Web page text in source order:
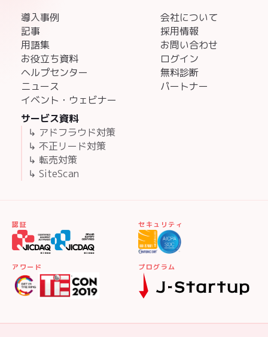
導入事例
記事
用語集
お役立ち資料
ヘルプセンター
ニュース
イベント・ウェビナー
サービス資料
↳ アドフラウド対策
↳ 不正リード対策
↳ 転売対策
↳ SiteScan
会社について
採用情報
お問い合わせ
ログイン
無料診断
パートナー
認証 セキュリティ
アワード プログラム